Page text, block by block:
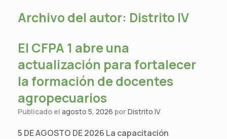
Archivo del autor: Distrito IV
El CFPA 1 abre una
actualización para fortalecer
la formación de docentes
agropecuarios
Publicado el agosto 5, 2026 porDistrito IV
5 DE AGOSTO DE 2026 La capacitación